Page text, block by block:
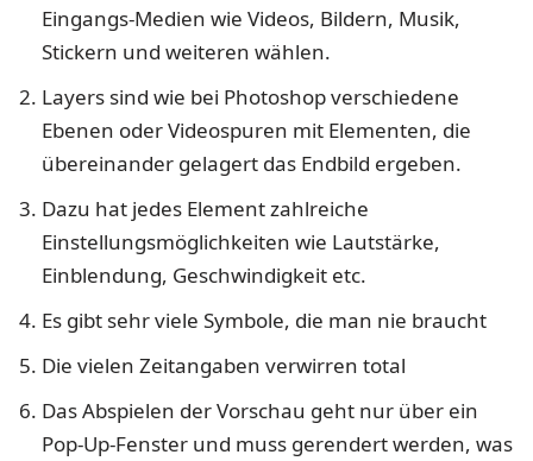
Eingangs-Medien wie Videos, Bildern, Musik,
Stickern und weiteren wählen.
Layers sind wie bei Photoshop verschiedene
Ebenen oder Videospuren mit Elementen, die
übereinander gelagert das Endbild ergeben.
Dazu hat jedes Element zahlreiche
Einstellungsmöglichkeiten wie Lautstärke,
Einblendung, Geschwindigkeit etc.
Es gibt sehr viele Symbole, die man nie braucht
Die vielen Zeitangaben verwirren total
Das Abspielen der Vorschau geht nur über ein
Pop-Up-Fenster und muss gerendert werden, was